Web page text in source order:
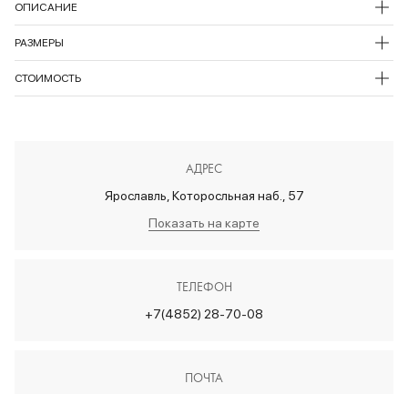
ОПИСАНИЕ
РАЗМЕРЫ
СТОИМОСТЬ
АДРЕС
Ярославль, Которосльная наб., 57
Показать на карте
ТЕЛЕФОН
+7(4852) 28-70-08
ПОЧТА